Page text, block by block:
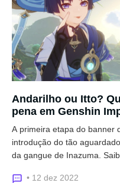
Andarilho ou Itto?
pena em Genshin
A primeira etapa do banner
introdução do tão
da gangue de Inazuma.
• 12 dez 2022